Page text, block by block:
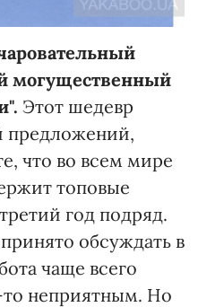
могущественный
Этот шедевр
предложений,
что во всем мире
топовые
год подряд.
обсуждать в
чаще всего
неприятным. Но